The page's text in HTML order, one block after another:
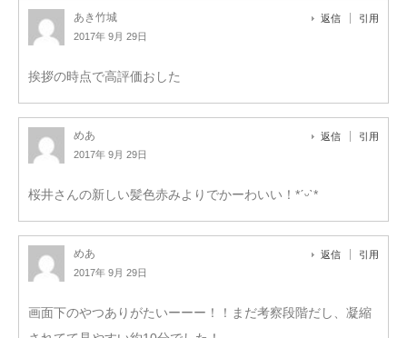
あき竹城
2017年 9月 29日
返信 引用
挨拶の時点で高評価おした
めあ
2017年 9月 29日
返信 引用
桜井さんの新しい髪色赤みよりでかーわいい！*ˊᵕˋ*
めあ
2017年 9月 29日
返信 引用
画面下のやつありがたいーーー！！まだ考察段階だし、凝縮